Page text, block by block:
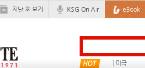
지난 호 보기 KSG On Air eBook
냉동 미국